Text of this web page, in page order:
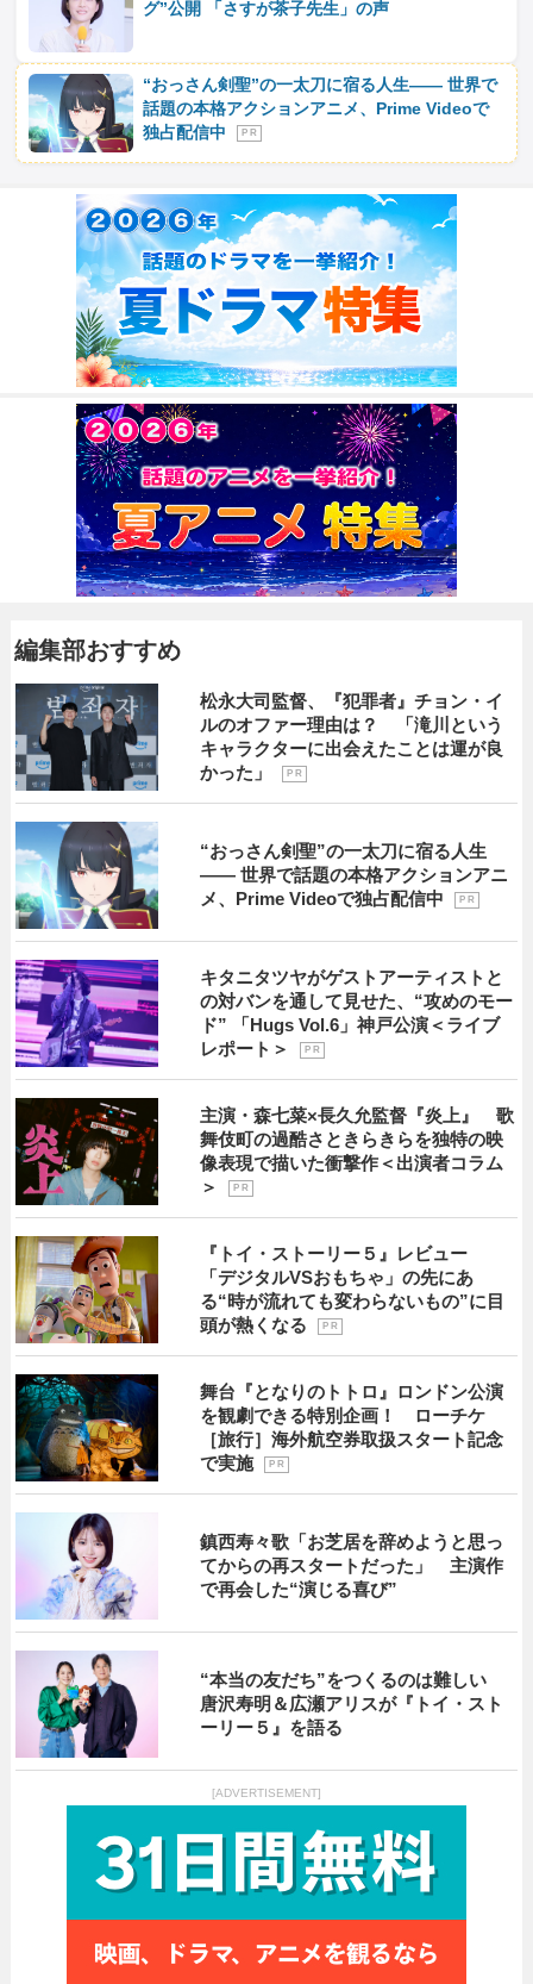
グ”公開 「さすが茶子先生」の声
“おっさん剣聖”の一太刀に宿る人生―― 世界で
話題の本格アクションアニメ、Prime Videoで
独占配信中
P R
編集部おすすめ
松永大司監督、『犯罪者』チョン・イ
ルのオファー理由は？ 「滝川という
キャラクターに出会えたことは運が良
かった」
P R
“おっさん剣聖”の一太刀に宿る人生
―― 世界で話題の本格アクションアニ
メ、Prime Videoで独占配信中
P R
キタニタツヤがゲストアーティストと
の対バンを通して見せた、“攻めのモー
ド” 「Hugs Vol.6」神戸公演＜ライブ
レポート＞
P R
主演・森七菜×長久允監督『炎上』 歌
舞伎町の過酷さときらきらを独特の映
像表現で描いた衝撃作＜出演者コラム
＞
P R
『トイ・ストーリー５』レビュー
「デジタルVSおもちゃ」の先にあ
る“時が流れても変わらないもの”に目
頭が熱くなる
P R
舞台『となりのトトロ』ロンドン公演
を観劇できる特別企画！ ローチケ
［旅行］海外航空券取扱スタート記念
で実施
P R
鎮西寿々歌「お芝居を辞めようと思っ
てからの再スタートだった」 主演作
で再会した“演じる喜び”
“本当の友だち”をつくるのは難しい
唐沢寿明＆広瀬アリスが『トイ・スト
ーリー５』を語る
[ADVERTISEMENT]